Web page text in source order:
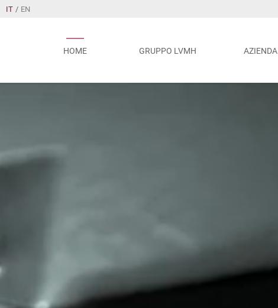
IT / EN
HOME GRUPPO LVMH AZIENDA